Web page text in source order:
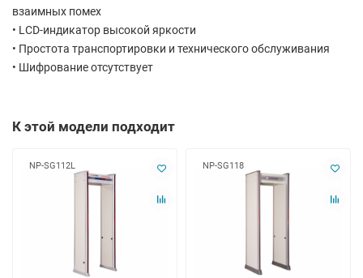
взаимных помех
• LCD-индикатор высокой яркости
• Простота транспортировки и технического обслуживания
• Шифрование отсутствует
К этой модели подходит
NP-SG112L NP-SG118